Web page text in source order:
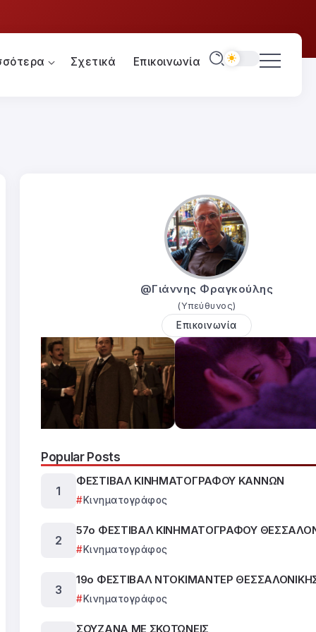
Σχετικά Επικοινωνία
@Γιάννης Φραγκούλης
(Υπεύθυνος)
Επικοινωνία
Popular Posts
ΦΕΣΤΙΒΑΛ ΚΙΝΗΜΑΤΟΓΡΑΦΟΥ ΚΑΝΝΩΝ
Κινηματογράφος
57ο ΦΕΣΤΙΒΑΛ ΚΙΝΗΜΑΤΟΓΡΑΦΟΥ
Κινηματογράφος
19ο ΦΕΣΤΙΒΑΛ ΝΤΟΚΙΜΑΝΤΕΡ
Κινηματογράφος
ΣΟΥΖΑΝΑ ΜΕ ΣΚΟΤΩΝΕΙΣ